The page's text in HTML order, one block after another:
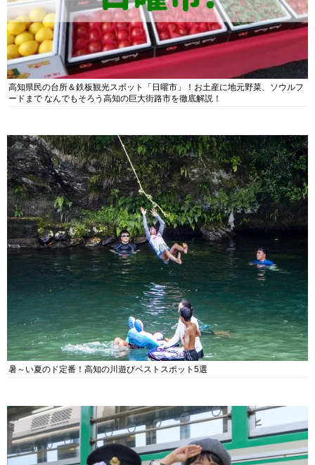
高知県民の台所＆鉄板観光スポット「日曜市」！お土産に地元野菜、ソウルフ
ードまで なんでもそろう高知の巨大街路市を徹底解説！
暑～い夏のド定番！高知の川遊びベストスポット5選